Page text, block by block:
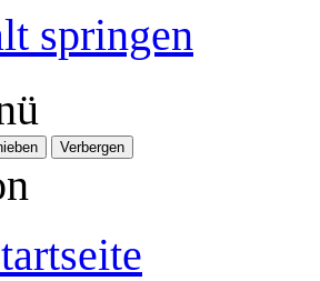
springen
Verbergen